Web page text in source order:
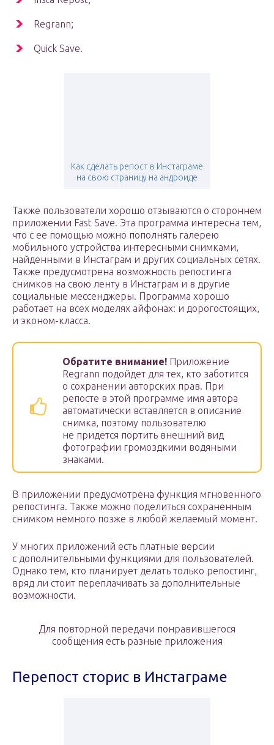
Regrann;
Quick Save.
Как сделать репост в Инстаграме
на свою страницу на андроиде
Также пользователи хорошо отзываются о стороннем
приложении Fast Save. Эта программа интересна тем,
что с ее помощью можно пополнять галерею
мобильного устройства интересными снимками,
найденными в Инстаграм и других социальных сетях.
Также предусмотрена возможность репостинга
снимков на свою ленту в Инстаграм и в другие
социальные мессенджеры. Программа хорошо
работает на всех моделях айфонах: и дорогостоящих,
и эконом-класса.
Обратите внимание! Приложение
Regrann подойдет для тех, кто заботится
о сохранении авторских прав. При
репосте в этой программе имя автора
автоматически вставляется в описание
снимка, поэтому пользователю
не придется портить внешний вид
фотографии громоздкими водяными
знаками.
В приложении предусмотрена функция мгновенного
репостинга. Также можно поделиться сохраненным
снимком немного позже в любой желаемый момент.
У многих приложений есть платные версии
с дополнительными функциями для пользователей.
Однако тем, кто планирует делать только репостинг,
вряд ли стоит переплачивать за дополнительные
возможности.
Для повторной передачи понравившегося
сообщения есть разные приложения
Перепост сторис в Инстаграме